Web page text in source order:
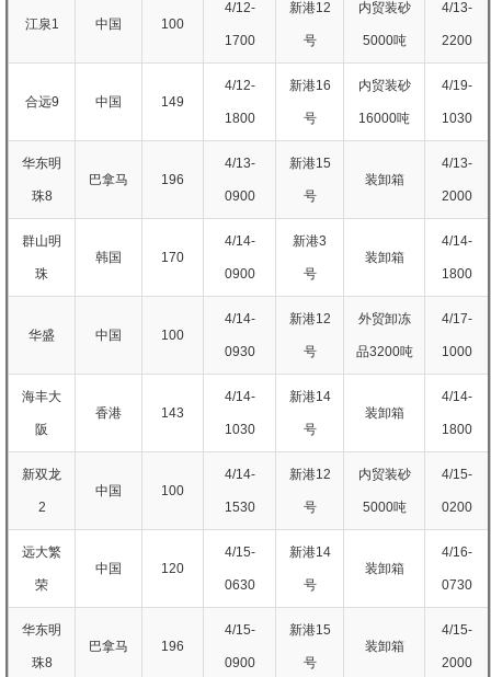
江泉1 中国 100
4/12-
1700
新港12
号
内贸装砂
5000吨
4/13-
2200
合远9 中国 149
4/12-
1800
新港16
号
内贸装砂
16000吨
4/19-
1030
华东明
珠8
巴拿马 196
4/13-
0900
新港15
号
装卸箱
4/13-
2000
群山明
珠
韩国 170
4/14-
0900
新港3
号
装卸箱
4/14-
1800
华盛 中国 100
4/14-
0930
新港12
号
外贸卸冻
品3200吨
4/17-
1000
海丰大
阪
香港 143
4/14-
1030
新港14
号
装卸箱
4/14-
1800
新双龙
2
中国 100
4/14-
1530
新港12
号
内贸装砂
5000吨
4/15-
0200
远大繁
荣
中国 120
4/15-
0630
新港14
号
装卸箱
4/16-
0730
华东明
珠8
巴拿马 196
4/15-
0900
新港15
号
装卸箱
4/15-
2000